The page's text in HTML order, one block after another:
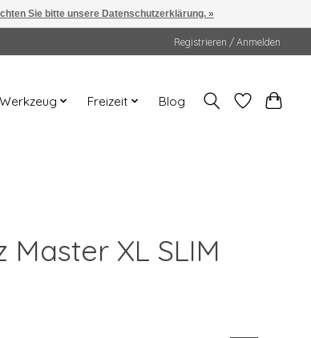
Registrieren / Anmelden
Werkzeug Freizeit Blog
XL SLIM
Sie bitte unsere Datenschutzerklärung. »